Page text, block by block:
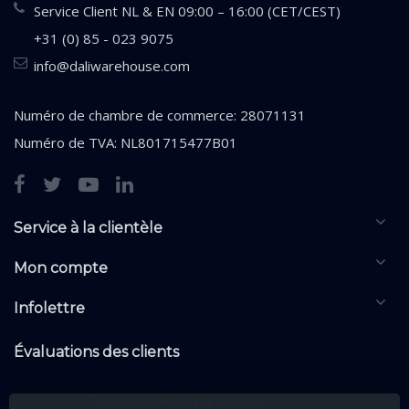
Service Client NL & EN 09:00 – 16:00 (CET/CEST)
+31 (0) 85 - 023 9075
info@daliwarehouse.com
Numéro de chambre de commerce: 28071131
Numéro de TVA: NL801715477B01
Service à la clientèle
Mon compte
Infolettre
Évaluations des clients